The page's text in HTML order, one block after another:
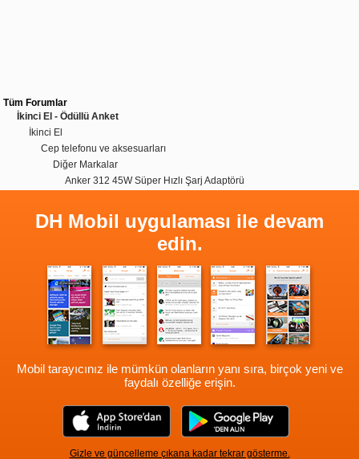
Tüm Forumlar
İkinci El - Ödüllü Anket
İkinci El
Cep telefonu ve aksesuarları
Diğer Markalar
Anker 312 45W Süper Hızlı Şarj Adaptörü
DH Mobil uygulaması ile devam
edin.
Mobil tarayıcınız ile mümkün olanların yanı sıra, birçok yeni ve
faydalı özelliğe erişin.
Gizle ve güncelleme çıkana kadar tekrar gösterme.